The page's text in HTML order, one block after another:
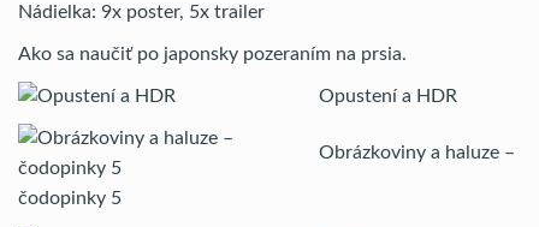
Nádielka: 9x poster, 5x trailer
Ako sa naučiť po japonsky pozeraním na prsia.
Opustení a HDR
Obrázkoviny a haluze –
čodopinky 5